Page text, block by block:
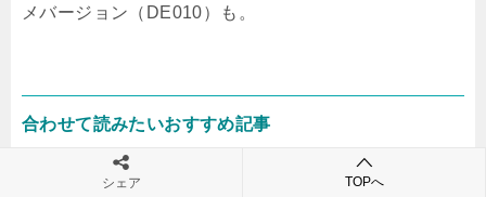
メバージョン（DE010）も。
合わせて読みたいおすすめ記事
子供服｜女子力アップコーデ！おしゃれ映えす
シェア TOPへ